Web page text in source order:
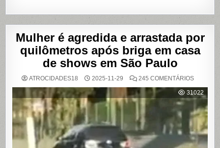
Mulher é agredida e arrastada por
quilômetros após briga em casa
de shows em São Paulo
ATROCIDADES18 2025-11-29 245 COMENTÁRIOSEM
É
E
POR
APÓS
BRIGA
EM
CASA
31022